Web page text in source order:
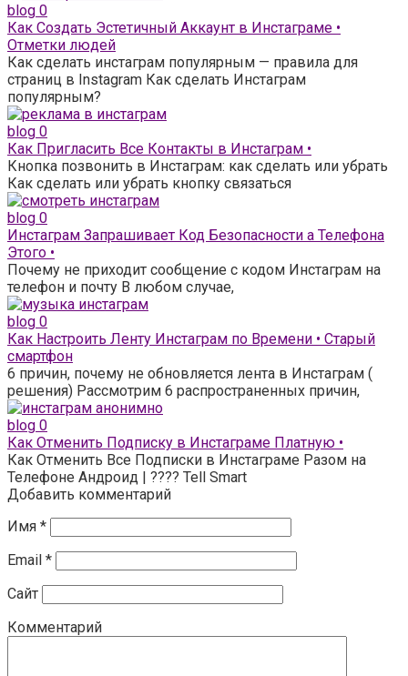
blog 0
Как Создать Эстетичный Аккаунт в Инстаграме •
Отметки людей
Как сделать инстаграм популярным — правила для
страниц в Instagram Как сделать Инстаграм
популярным?
blog 0
Как Пригласить Все Контакты в Инстаграм •
Кнопка позвонить в Инстаграм: как сделать или убрать
Как сделать или убрать кнопку связаться
blog 0
Инстаграм Запрашивает Код Безопасности а Телефона
Этого •
Почему не приходит сообщение с кодом Инстаграм на
телефон и почту В любом случае,
blog 0
Как Настроить Ленту Инстаграм по Времени • Старый
смартфон
6 причин, почему не обновляется лента в Инстаграм (
решения) Рассмотрим 6 распространенных причин,
blog 0
Как Отменить Подписку в Инстаграме Платную •
Как Отменить Все Подписки в Инстаграме Разом на
Телефоне Андроид | ???? Tell Smart
Добавить комментарий
Имя *
Email *
Сайт
Комментарий